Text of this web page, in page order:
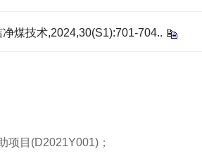
煤技术,2024,30(S1):701-704..
项目(D2021Y001)；